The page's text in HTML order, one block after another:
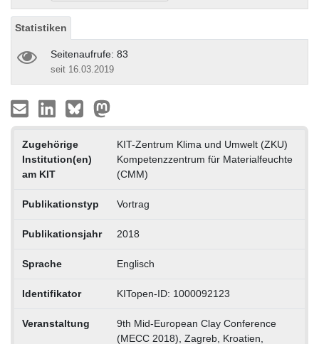
Statistiken
Seitenaufrufe: 83
seit 16.03.2019
Zugehörige
Institution(en)
am KIT
KIT-Zentrum Klima und Umwelt (ZKU)
Kompetenzzentrum für Materialfeuchte
(CMM)
Publikationstyp Vortrag
Publikationsjahr 2018
Sprache Englisch
Identifikator KITopen-ID: 1000092123
Veranstaltung
9th Mid-European Clay Conference
(MECC 2018), Zagreb, Kroatien,